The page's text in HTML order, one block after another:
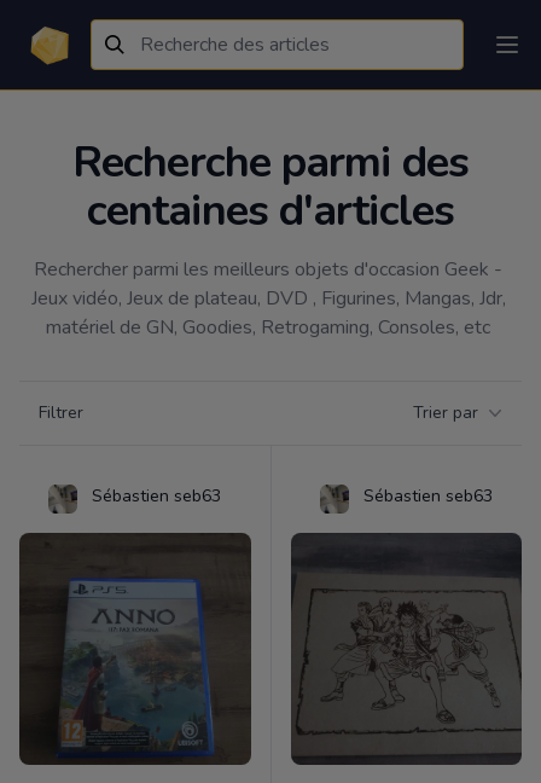
Recherche parmi des
centaines d'articles
Rechercher parmi les meilleurs objets d'occasion Geek -
Jeux vidéo, Jeux de plateau, DVD , Figurines, Mangas, Jdr,
matériel de GN, Goodies, Retrogaming, Consoles, etc
Filtrer Trier par
Sébastien seb63 Sébastien seb63